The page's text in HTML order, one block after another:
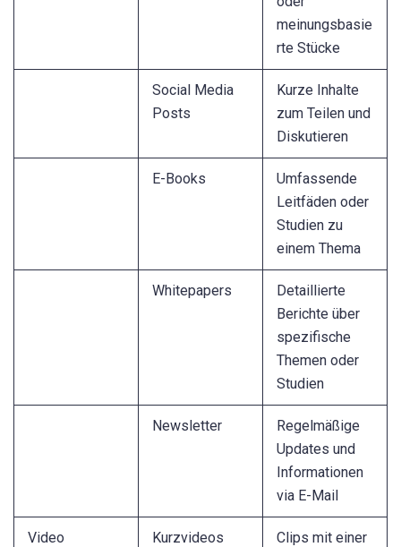
meinungsbasie
rte Stücke
Social Media
Posts
Kurze Inhalte
zum Teilen und
Diskutieren
E-Books
Umfassende
Leitfäden oder
Studien zu
einem Thema
Whitepapers
Detaillierte
Berichte über
spezifische
Themen oder
Studien
Newsletter
Regelmäßige
Updates und
Informationen
via E-Mail
Video Kurzvideos Clips mit einer